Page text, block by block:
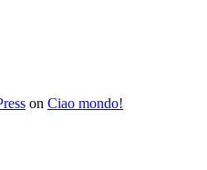
on Ciao mondo!